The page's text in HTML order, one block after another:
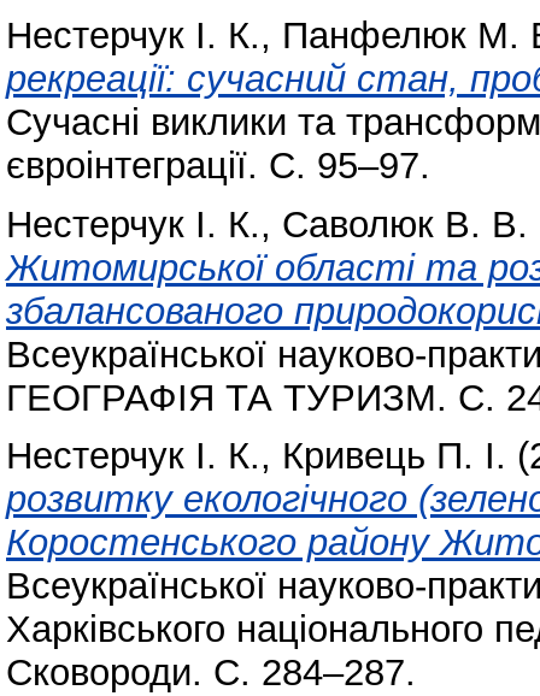
Нестерчук І. К., Панфелюк М.
рекреації: сучасний стан,
Сучасні виклики та
євроінтеграції. С. 95–97.
Нестерчук І. К., Саволюк В. В.
Житомирської області та
збалансованого
Всеукраїнської науково-
ГЕОГРАФІЯ ТА ТУРИЗМ. С.
Нестерчук І. К., Кривець П. І.
розвитку екологічного
Коростенського району
Всеукраїнської науково-
Харківського національного
Сковороди. С. 284–287.